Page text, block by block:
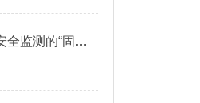
gnss位移监测站：安全监测的“固定哨兵”